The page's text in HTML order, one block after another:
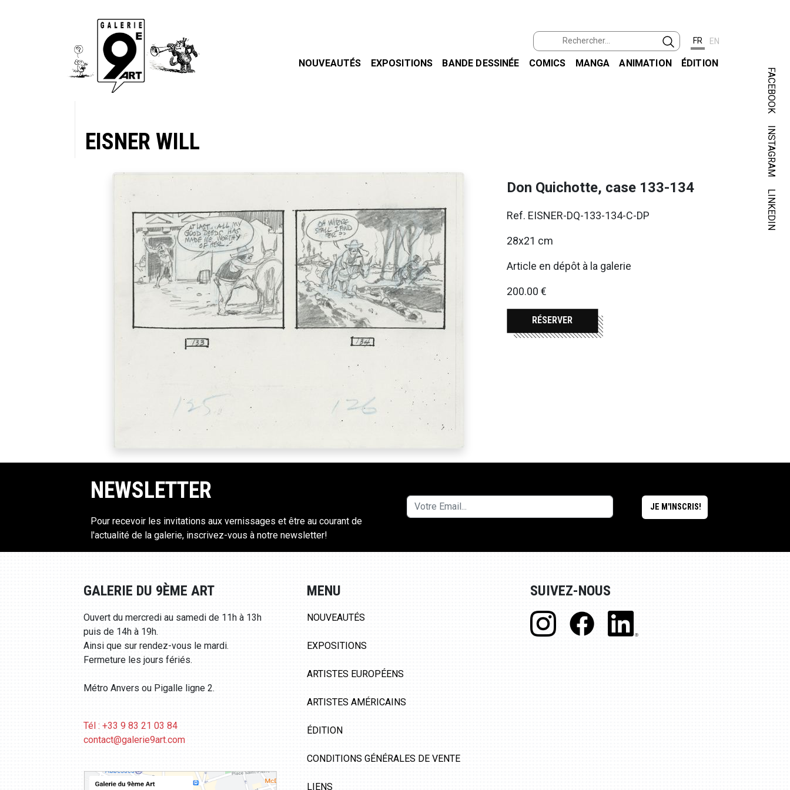
FR EN
NOUVEAUTÉS EXPOSITIONS BANDE DESSINÉE COMICS MANGA ANIMATION ÉDITION
FACEBOOK
INSTAGRAM
LINKEDIN
EISNER WILL
Don Quichotte, case 133-134
Ref. EISNER-DQ-133-134-C-DP
28x21 cm
Article en dépôt à la galerie
200.00 €
RÉSERVER
NEWSLETTER
Pour recevoir les invitations aux vernissages et être au courant de
l'actualité de la galerie, inscrivez-vous à notre newsletter!
GALERIE DU 9ÈME ART
Ouvert du mercredi au samedi de 11h à 13h
puis de 14h à 19h.
Ainsi que sur rendez-vous le mardi.
Fermeture les jours fériés.
Métro Anvers ou Pigalle ligne 2.
Tél : +33 9 83 21 03 84
contact@galerie9art.com
MENU
NOUVEAUTÉS
EXPOSITIONS
ARTISTES EUROPÉENS
ARTISTES AMÉRICAINS
ÉDITION
CONDITIONS GÉNÉRALES DE VENTE
LIENS
SUIVEZ-NOUS